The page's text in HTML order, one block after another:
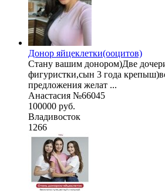
Донор яйцеклетки(ооцитов)
Стану вашим донором)Две
фигуристки,сын 3 года
предложения желат ...
Анастасия №66045
100000 руб.
Владивосток
1266